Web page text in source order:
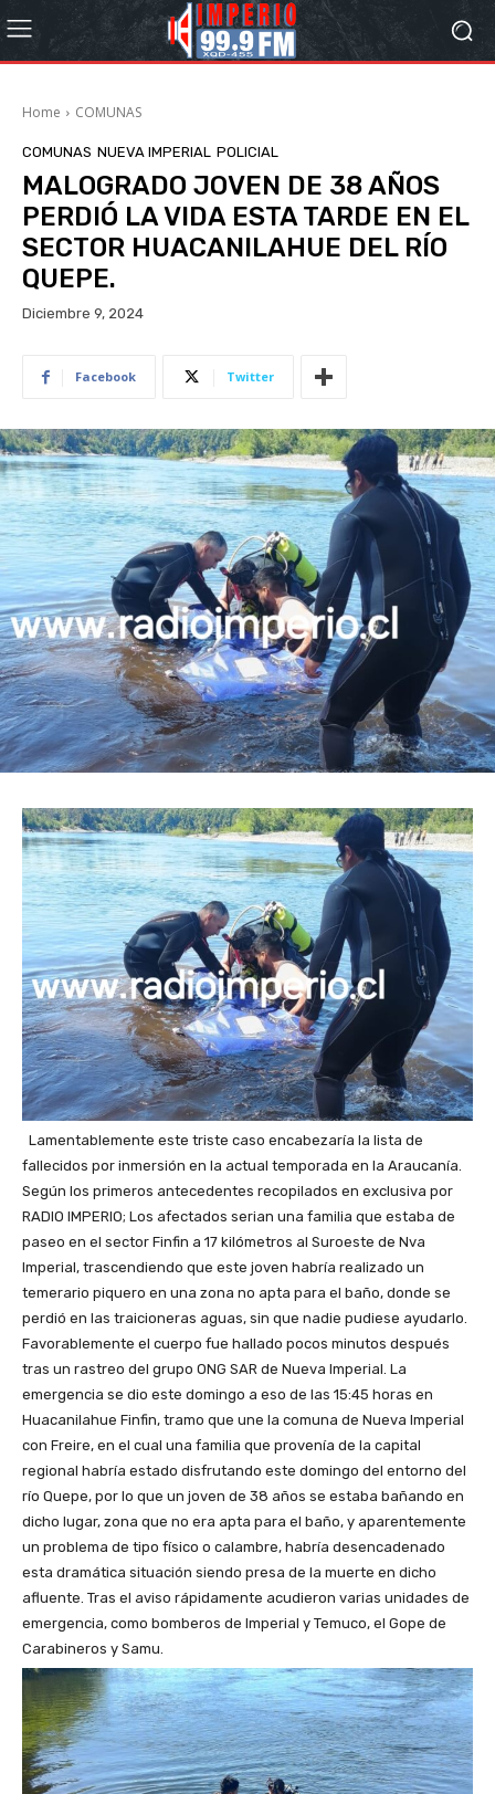
Home COMUNAS
COMUNAS NUEVA IMPERIAL POLICIAL
MALOGRADO JOVEN DE 38 AÑOS
PERDIÓ LA VIDA ESTA TARDE EN EL
SECTOR HUACANILAHUE DEL RÍO
QUEPE.
Diciembre 9, 2024
Facebook Twitter
Lamentablemente este triste caso encabezaría la lista de
fallecidos por inmersión en la actual temporada en la Araucanía.
Según los primeros antecedentes recopilados en exclusiva por
RADIO IMPERIO; Los afectados serian una familia que estaba de
paseo en el sector Finfin a 17 kilómetros al Suroeste de Nva
Imperial, trascendiendo que este joven habría realizado un
temerario piquero en una zona no apta para el baño, donde se
perdió en las traicioneras aguas, sin que nadie pudiese ayudarlo.
Favorablemente el cuerpo fue hallado pocos minutos después
tras un rastreo del grupo ONG SAR de Nueva Imperial. La
emergencia se dio este domingo a eso de las 15:45 horas en
Huacanilahue Finfin, tramo que une la comuna de Nueva Imperial
con Freire, en el cual una familia que provenía de la capital
regional habría estado disfrutando este domingo del entorno del
río Quepe, por lo que un joven de 38 años se estaba bañando en
dicho lugar, zona que no era apta para el baño, y aparentemente
un problema de tipo físico o calambre, habría desencadenado
esta dramática situación siendo presa de la muerte en dicho
afluente. Tras el aviso rápidamente acudieron varias unidades de
emergencia, como bomberos de Imperial y Temuco, el Gope de
Carabineros y Samu.